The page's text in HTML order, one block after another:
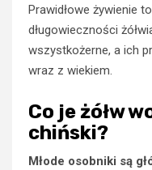
Prawidłowe żywienie
długowieczności
wszystkożerne, a ich
wraz z wiekiem.
Co je żółw
chiński?
Młode osobniki są